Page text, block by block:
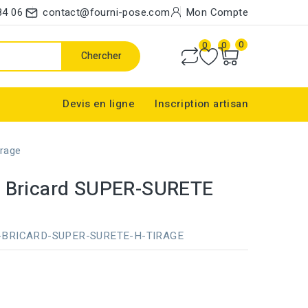
06 contact@fourni-pose.com Mon Compte
Chercher
0 0 0
Devis en ligne Inscription artisan
SUPER-SURETE
SUPER-SURETE-H-TIRAGE